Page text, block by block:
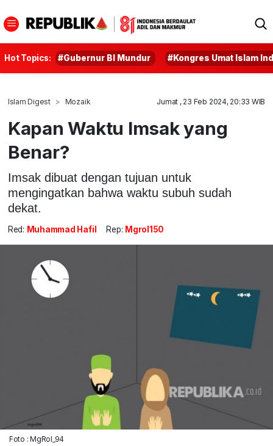
Hot Topics: #Gubernur BI Mundur #Kongres Umat Islam
Islam Digest Mozaik Jumat , 23 Feb 2024, 20:33 WIB
Kapan Waktu Imsak yang
Benar?
Imsak dibuat dengan tujuan untuk
mengingatkan bahwa waktu subuh sudah
dekat.
Red: Muhammad Hafil Rep: Mgrol150
Foto : MgRol_94